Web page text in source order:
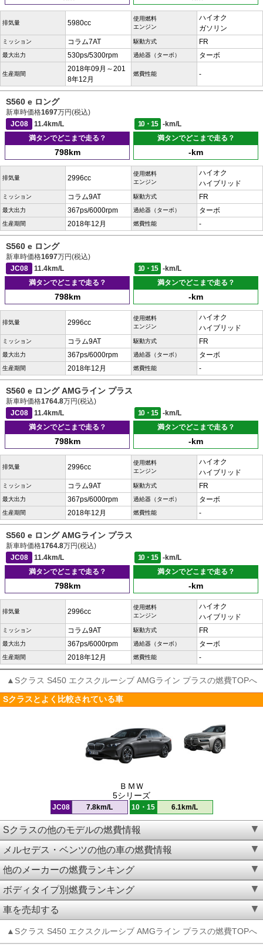
排気量 5980cc
使用燃料
エンジン
ハイオク
ガソリン
ミッション コラム7AT 駆動方式 FR
最大出力 530ps/5300rpm 過給器（ターボ） ターボ
生産期間
2018年09月～201
8年12月
燃費性能 -
S560 e ロング
新車時価格1697万円(税込)
JC08
11.4km/L 10・15
-km/L
満タンでどこまで走る？
798km
満タンでどこまで走る？
-km
排気量 2996cc
使用燃料
エンジン
ハイオク
ハイブリッド
ミッション コラム9AT 駆動方式 FR
最大出力 367ps/6000rpm 過給器（ターボ） ターボ
生産期間 2018年12月 燃費性能 -
S560 e ロング
新車時価格1697万円(税込)
JC08
11.4km/L 10・15
-km/L
満タンでどこまで走る？
798km
満タンでどこまで走る？
-km
排気量 2996cc
使用燃料
エンジン
ハイオク
ハイブリッド
ミッション コラム9AT 駆動方式 FR
最大出力 367ps/6000rpm 過給器（ターボ） ターボ
生産期間 2018年12月 燃費性能 -
S560 e ロング AMGライン プラス
新車時価格1764.8万円(税込)
JC08
11.4km/L 10・15
-km/L
満タンでどこまで走る？
798km
満タンでどこまで走る？
-km
排気量 2996cc
使用燃料
エンジン
ハイオク
ハイブリッド
ミッション コラム9AT 駆動方式 FR
最大出力 367ps/6000rpm 過給器（ターボ） ターボ
生産期間 2018年12月 燃費性能 -
S560 e ロング AMGライン プラス
新車時価格1764.8万円(税込)
JC08
11.4km/L 10・15
-km/L
満タンでどこまで走る？
798km
満タンでどこまで走る？
-km
排気量 2996cc
使用燃料
エンジン
ハイオク
ハイブリッド
ミッション コラム9AT 駆動方式 FR
最大出力 367ps/6000rpm 過給器（ターボ） ターボ
生産期間 2018年12月 燃費性能 -
▲Sクラス S450 エクスクルーシブ AMGライン プラスの燃費TOPへ
Sクラスとよく比較されている車
ＢＭＷ
5シリーズ
JC08 7.8km/L 10・15 6.1km/L
Sクラスの他のモデルの燃費情報
メルセデス・ベンツの他の車の燃費情報
他のメーカーの燃費ランキング
ボディタイプ別燃費ランキング
車を売却する
▲Sクラス S450 エクスクルーシブ AMGライン プラスの燃費TOPへ